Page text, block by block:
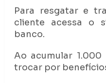
Para resgatar e
cliente acessa o
banco.
Ao acumular
trocar por